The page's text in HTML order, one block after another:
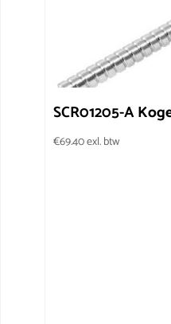
SCR01205-A
€69.40exl. btw